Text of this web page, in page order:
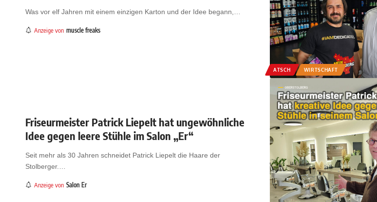
ATSCH WIRTSCHAFT
Was vor elf Jahren mit einem einzigen Karton und der Idee begann,…
Anzeige von muscle freaks
Friseurmeister Patrick Liepelt hat ungewöhnliche
Idee gegen leere Stühle im Salon „Er“
Seit mehr als 30 Jahren schneidet Patrick Liepelt die Haare der
Stolberger.
Anzeige von Salon Er